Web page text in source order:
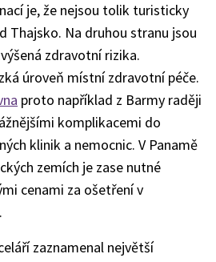
je, že nejsou tolik turisticky
Thajsko. Na druhou stranu jsou
zdravotní rizika.
úroveň místní zdravotní péče.
proto například z Barmy raději
komplikacemi do
klinik a nemocnic. V Panamě
zemích je zase nutné
cenami za ošetření v
zaznamenal největší